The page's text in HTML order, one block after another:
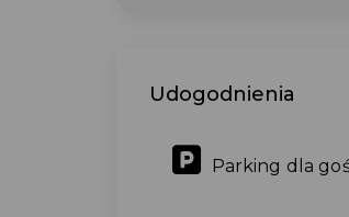
Udogodnienia
Parking dla